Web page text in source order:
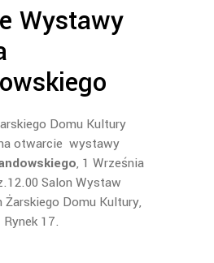
Wystawy
Domu Kultury
otwarcie wystawy
, 1 Września
Salon Wystaw
Domu Kultury,
Rynek 17.